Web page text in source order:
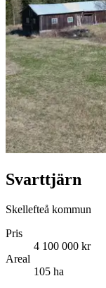
Svarttjärn
Skellefteå kommun
Pris
4 100 000 kr
Areal
105 ha